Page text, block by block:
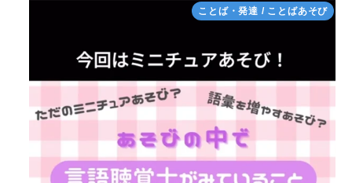
ことば・発達 / ことばあそび